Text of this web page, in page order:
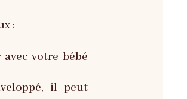
:
votre bébé
il peut